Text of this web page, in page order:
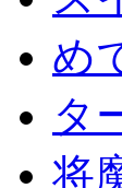
め
タ
将